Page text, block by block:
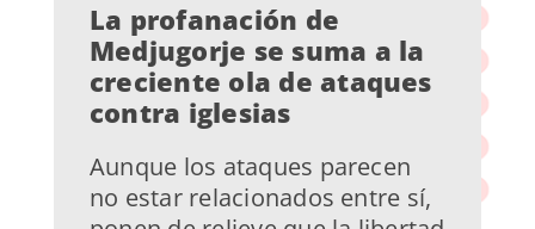
La profanación de
Medjugorje se suma a la
creciente ola de ataques
contra iglesias
Aunque los ataques parecen
no estar relacionados entre sí,